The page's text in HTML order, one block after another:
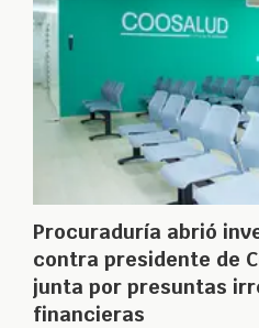
Procuraduría abrió
contra presidente de
junta por presuntas
financieras